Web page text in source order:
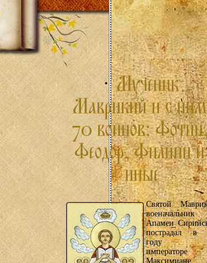
Святой
Апамеи
пострадал в
году
императоре
Максимиане